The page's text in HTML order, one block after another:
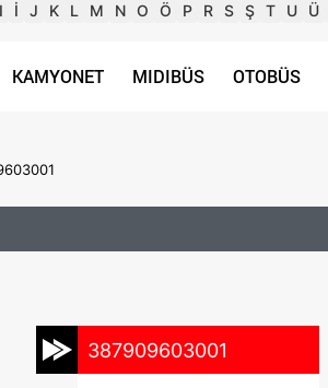
I İ J K L M N O Ö P R S Ş T U Ü
KAMYONET MIDIBÜS OTOBÜS
387909603001